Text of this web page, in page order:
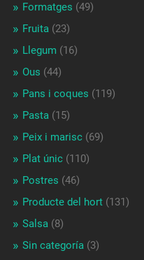
Formatges (49)
Fruita(23)
Llegum (16)
Ous (44)
Pans i coques (119)
Pasta(15)
Peix i marisc(69)
Plat únic(110)
Postres (46)
Producte del hort(131)
Salsa(8)
Sin categoría(3)